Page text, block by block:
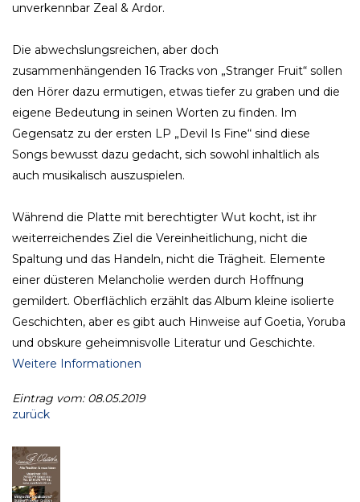
unverkennbar Zeal & Ardor.
Die abwechslungsreichen, aber doch
zusammenhängenden 16 Tracks von „Stranger Fruit“ sollen
den Hörer dazu ermutigen, etwas tiefer zu graben und die
eigene Bedeutung in seinen Worten zu finden. Im
Gegensatz zu der ersten LP „Devil Is Fine“ sind diese
Songs bewusst dazu gedacht, sich sowohl inhaltlich als
auch musikalisch auszuspielen.
Während die Platte mit berechtigter Wut kocht, ist ihr
weiterreichendes Ziel die Vereinheitlichung, nicht die
Spaltung und das Handeln, nicht die Trägheit. Elemente
einer düsteren Melancholie werden durch Hoffnung
gemildert. Oberflächlich erzählt das Album kleine isolierte
Geschichten, aber es gibt auch Hinweise auf Goetia, Yoruba
und obskure geheimnisvolle Literatur und Geschichte.
Weitere Informationen
Eintrag vom: 08.05.2019
zurück